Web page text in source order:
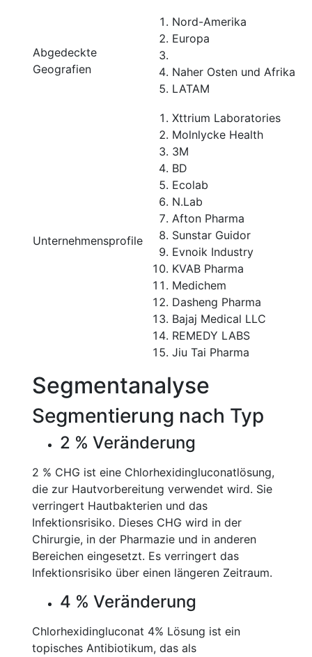
Abgedeckte
Geografien
Nord-Amerika
Europa
Naher Osten und Afrika
LATAM
Unternehmensprofile
Xttrium Laboratories
Molnlycke Health
3M
BD
Ecolab
N.Lab
Afton Pharma
Sunstar Guidor
Evnoik Industry
KVAB Pharma
Medichem
Dasheng Pharma
Bajaj Medical LLC
REMEDY LABS
Jiu Tai Pharma
Segmentanalyse
Segmentierung nach Typ
2 % Veränderung
2 % CHG ist eine Chlorhexidingluconatlösung,
die zur Hautvorbereitung verwendet wird. Sie
verringert Hautbakterien und das
Infektionsrisiko. Dieses CHG wird in der
Chirurgie, in der Pharmazie und in anderen
Bereichen eingesetzt. Es verringert das
Infektionsrisiko über einen längeren Zeitraum.
4 % Veränderung
Chlorhexidingluconat 4% Lösung ist ein
topisches Antibiotikum, das als